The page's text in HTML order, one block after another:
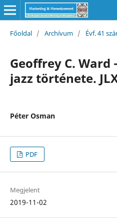
Főoldal / Archívum / Évf. 41
Geoffrey C. Ward
jazz története.
Péter Osman
PDF
Megjelent
2019-11-02